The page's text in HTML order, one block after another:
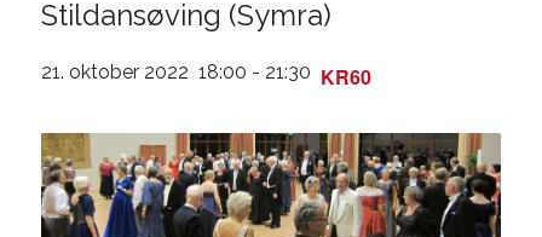
Stildansøving (Symra)
21. oktober 2022 18:00 - 21:30 KR60